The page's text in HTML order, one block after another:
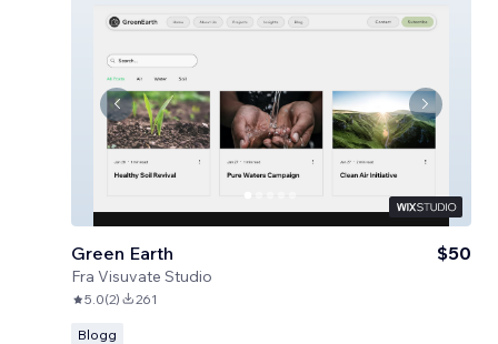
Green Earth
Fra Visuvate Studio
$50
5.0(2) 261
Blogg